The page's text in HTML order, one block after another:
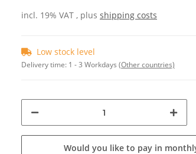
incl. 19% VAT , plus shipping costs
Low stock level
Delivery time: 1 - 3 Workdays (Other countries)
Would you like to pay in